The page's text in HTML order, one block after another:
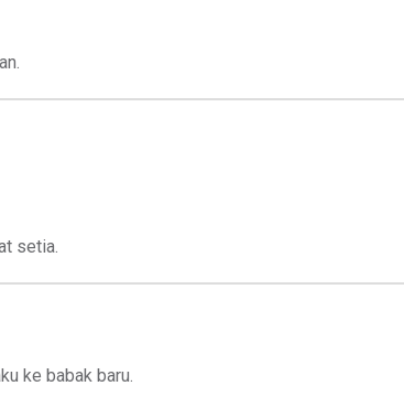
setia.
ke babak baru.